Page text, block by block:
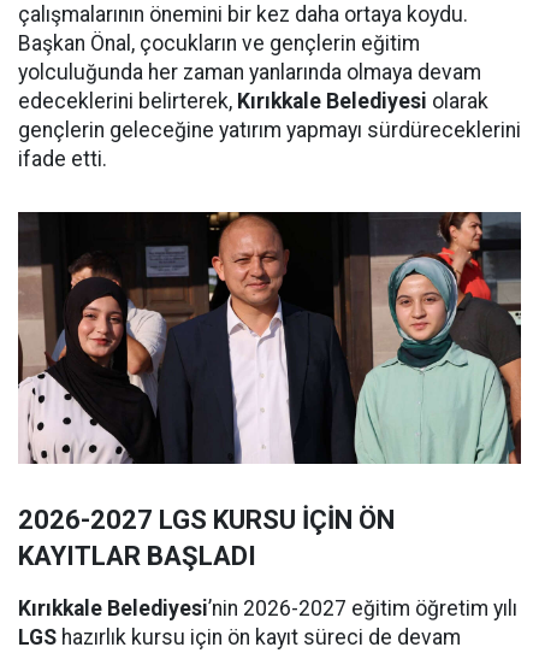
çalışmalarının önemini bir kez daha ortaya koydu.
Başkan Önal, çocukların ve gençlerin eğitim
yolculuğunda her zaman yanlarında olmaya devam
edeceklerini belirterek, Kırıkkale Belediyesi olarak
gençlerin geleceğine yatırım yapmayı sürdüreceklerini
ifade etti.
2026-2027 LGS KURSU İÇİN ÖN
KAYITLAR BAŞLADI
Kırıkkale Belediyesi’nin 2026-2027 eğitim öğretim yılı
LGS hazırlık kursu için ön kayıt süreci de devam